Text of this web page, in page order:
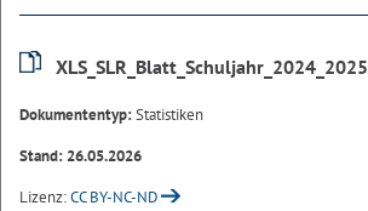
XLS_SLR_Blatt_Schuljahr_2024_2025
Dokumententyp:Statistiken
Stand: 26.05.2026
Lizenz:CC BY-NC-ND